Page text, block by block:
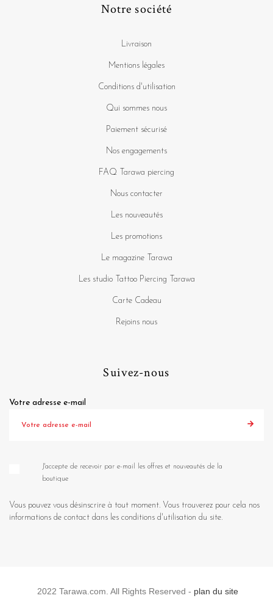
Notre société
Livraison
Mentions légales
Conditions d'utilisation
Qui sommes nous
Paiement sécurisé
Nos engagements
FAQ Tarawa piercing
Nous contacter
Les nouveautés
Les promotions
Le magazine Tarawa
Les studio Tattoo Piercing Tarawa
Carte Cadeau
Rejoins nous
Suivez-nous
Votre adresse e-mail
J'accepte de recevoir par e-mail les offres et nouveautés de la
boutique
Vous pouvez vous désinscrire à tout moment. Vous trouverez pour cela nos
informations de contact dans les conditions d'utilisation du site.
2022 Tarawa.com. All Rights Reserved - plan du site